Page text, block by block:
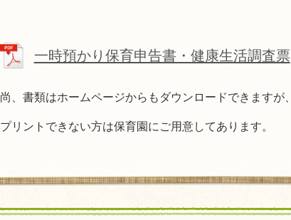
一時預かり保育申告書・健康生活調査票
尚、書類はホームページからもダウンロードできますが、
プリントできない方は保育園にご用意してあります。